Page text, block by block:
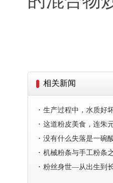
相关新闻
· 生产过程中，水质好
· 这道粉皮美食，连朱
· 没有什么失落是一碗
· 机械粉条与手工粉条
· 粉丝身世—从出生到